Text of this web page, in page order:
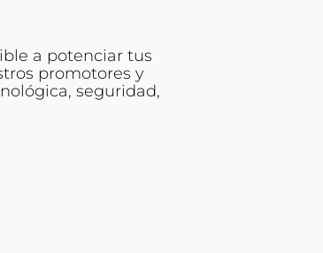
a potenciar tus
promotores y
seguridad,